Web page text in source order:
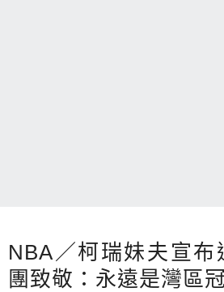
NBA／柯瑞妹夫宣布
團致敬：永遠是灣區